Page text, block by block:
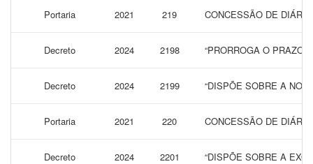
Portaria 2021 219 CONCESSÃO DE
Decreto 2024 2198 “PRORROGA O PRAZO
Decreto 2024 2199 “DISPÕE SOBRE A
Portaria 2021 220 CONCESSÃO DE
Decreto 2024 2201 “DISPÕE SOBRE A